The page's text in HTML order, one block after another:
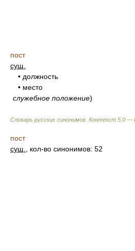
пост
сущ.
• должность
• место
служебное положение)
Словарь русских синонимов. Контекст 5.0
пост
сущ.
, кол-во синонимов: 52